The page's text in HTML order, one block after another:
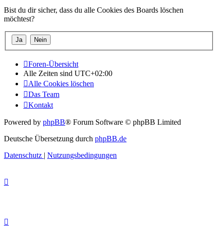
Bist du dir sicher, dass du alle Cookies des Boards löschen
möchtest?
Foren-Übersicht
Alle Zeiten sind UTC+02:00
Alle Cookies löschen
Das Team
Kontakt
Powered by phpBB® Forum Software © phpBB Limited
Deutsche Übersetzung durch phpBB.de
Datenschutz | Nutzungsbedingungen